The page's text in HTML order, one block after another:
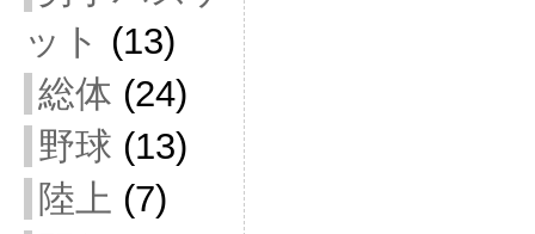
ット (13)
総体 (24)
野球 (13)
陸上 (7)